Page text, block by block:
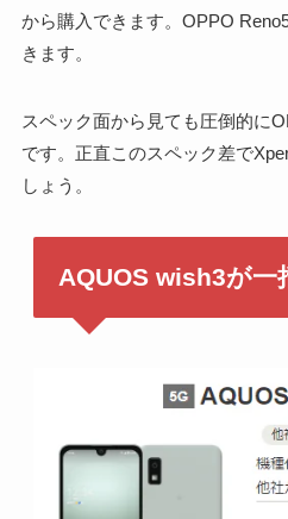
から購入できます。OPPO
きます。
スペック面から見ても圧倒的に
です。正直このスペック差で
しょう。
AQUOS wish3が一